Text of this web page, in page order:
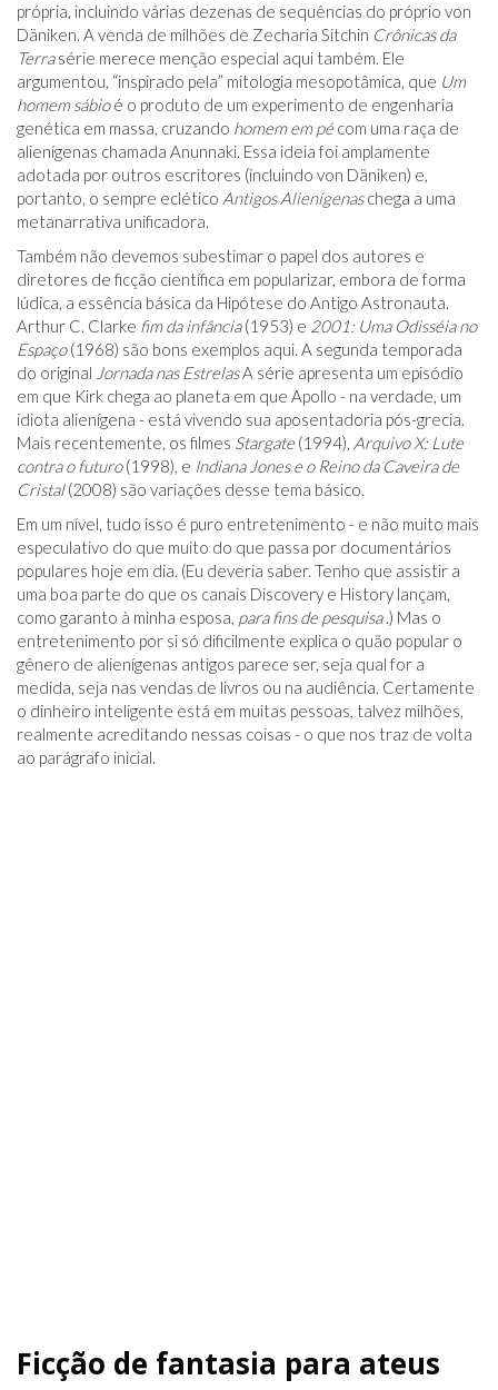
própria, incluindo várias dezenas de sequências do próprio von
Däniken. A venda de milhões de Zecharia Sitchin Crônicas da
Terrasérie merece menção especial aqui também. Ele
argumentou, “inspirado pela” mitologia mesopotâmica, que Um
homem sábioé o produto de um experimento de engenharia
genética em massa, cruzando homem em pécom uma raça de
alienígenas chamada Anunnaki. Essa ideia foi amplamente
adotada por outros escritores (incluindo von Däniken) e,
portanto, o sempre eclético Antigos Alienígenaschega a uma
metanarrativa unificadora.
Também não devemos subestimar o papel dos autores e
diretores de ficção científica em popularizar, embora de forma
lúdica, a essência básica da Hipótese do Antigo Astronauta.
Arthur C. Clarke fim da infância(1953) e 2001: Uma Odisséia no
Espaço(1968) são bons exemplos aqui. A segunda temporada
do original Jornada nas EstrelasA série apresenta um episódio
em que Kirk chega ao planeta em que Apollo - na verdade, um
idiota alienígena - está vivendo sua aposentadoria pós-grecia.
Mais recentemente, os filmes Stargate(1994), Arquivo X: Lute
contra o futuro(1998), e Indiana Jones e o Reino da Caveira de
Cristal(2008) são variações desse tema básico.
Em um nível, tudo isso é puro entretenimento - e não muito mais
especulativo do que muito do que passa por documentários
populares hoje em dia. (Eu deveria saber. Tenho que assistir a
uma boa parte do que os canais Discovery e History lançam,
como garanto à minha esposa, para fins de pesquisa.) Mas o
entretenimento por si só dificilmente explica o quão popular o
gênero de alienígenas antigos parece ser, seja qual for a
medida, seja nas vendas de livros ou na audiência. Certamente
o dinheiro inteligente está em muitas pessoas, talvez milhões,
realmente acreditando nessas coisas - o que nos traz de volta
ao parágrafo inicial.
Ficção de fantasia para ateus